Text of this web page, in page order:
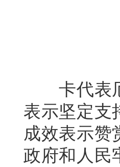
卡代表厄
表示坚定支
成效表示赞
政府和人民